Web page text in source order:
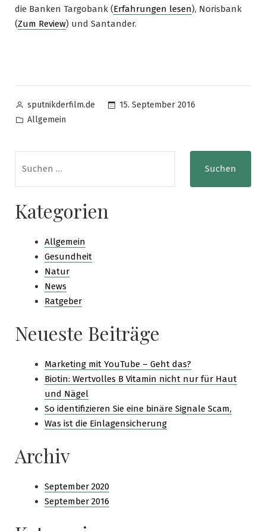
die Banken Targobank (Erfahrungen lesen), Norisbank
(Zum Review) und Santander.
Posted
by
sputnikderfilm.de
15. September 2016
Posted
Allgemein
nach:
Kategorien
Allgemein
Gesundheit
Natur
News
Ratgeber
Neueste Beiträge
Marketing mit YouTube – Geht das?
Biotin: Wertvolles B Vitamin nicht nur für Haut
und Nägel
So identifizieren Sie eine binäre Signale Scam,
Was ist die Einlagensicherung
Archiv
September 2020
September 2016